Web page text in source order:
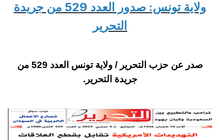
ولاية تونس: صدور العدد 529 من جريدة
التحرير
صدر عن حزب التحرير / ولاية تونس العدد 529 من
جريدة التحرير.